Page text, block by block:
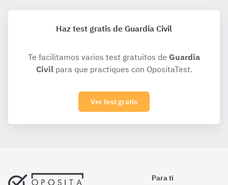
Haz test gratis de Guardia Civil
Te facilitamos varios test gratuitos de Guardia
Civilpara que practiques con OpositaTest.
Ver test gratis
Para ti